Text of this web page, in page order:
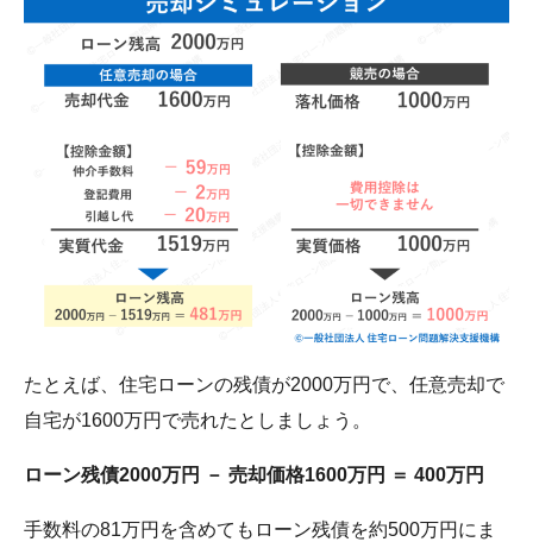
たとえば、住宅ローンの残債が2000万円で、任意売却で
自宅が1600万円で売れたとしましょう。
ローン残債2000万円 － 売却価格1600万円 ＝ 400万円
手数料の81万円を含めてもローン残債を約500万円にま